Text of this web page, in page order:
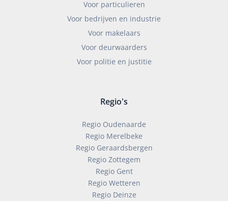
Voor particulieren
Voor bedrijven en industrie
Voor makelaars
Voor deurwaarders
Voor politie en justitie
Regio's
Regio Oudenaarde
Regio Merelbeke
Regio Geraardsbergen
Regio Zottegem
Regio Gent
Regio Wetteren
Regio Deinze